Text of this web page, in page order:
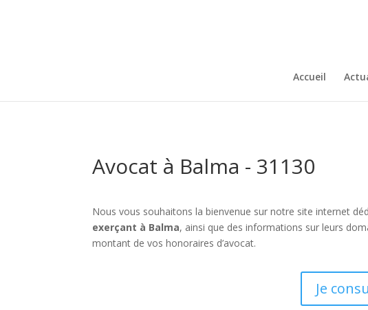
Accueil
Avocat à Balma - 31130
Nous vous souhaitons la bienvenue sur notre site internet
exerçant à Balma, ainsi que des informations sur leurs
montant de vos honoraires d’avocat.
Je